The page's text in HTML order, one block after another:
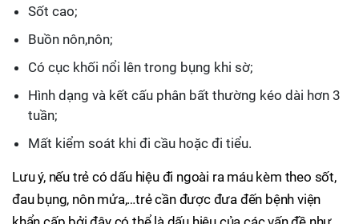
Sốt cao;
Buồn nôn,nôn;
Có cục khối nổi lên trong bụng khi sờ;
Hình dạng và kết cấu phân bất thường kéo dài hơn 3
tuần;
Mất kiểm soát khi đi cầu hoặc đi tiểu.
Lưu ý, nếu trẻ có dấu hiệu đi ngoài ra máu kèm theo sốt,
đau bụng, nôn mửa,…trẻ cần được đưa đến bệnh viện